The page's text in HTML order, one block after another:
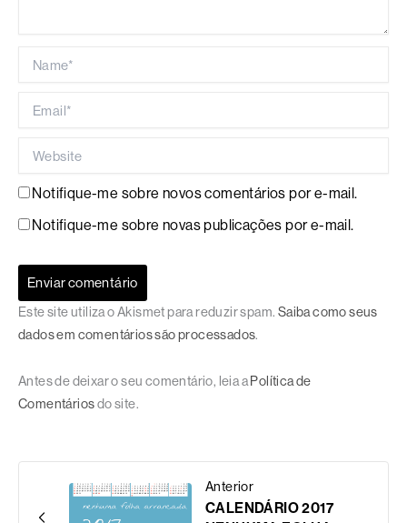
Notifique-me sobre novos comentários por e-mail.
Notifique-me sobre novas publicações por e-mail.
Este site utiliza o Akismet para reduzir spam. Saiba como seus
dados em comentários são processados.
Antes de deixar o seu comentário, leia aPolítica de
Comentáriosdo site.
Anterior
CALENDÁRIO 2017